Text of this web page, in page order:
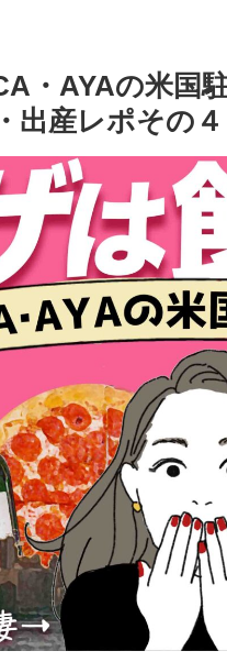
・AYAの米国
出産レポその４